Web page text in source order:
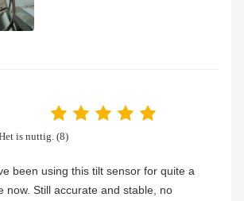
is nuttig. (8)
been using this tilt sensor for quite a
now. Still accurate and stable, no